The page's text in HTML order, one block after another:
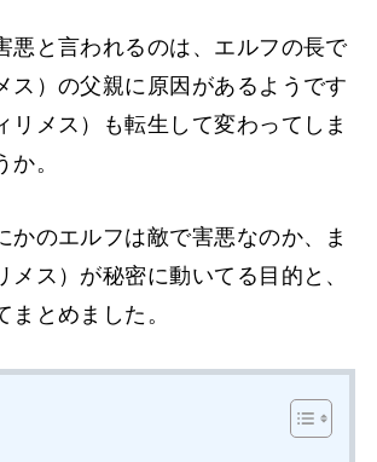
悪と言われるのは、エルフの長で
ス）の父親に原因があるようです
リメス）も転生して変わってしま
。
かのエルフは敵で害悪なのか、ま
メス）が秘密に動いてる目的と、
まとめました。